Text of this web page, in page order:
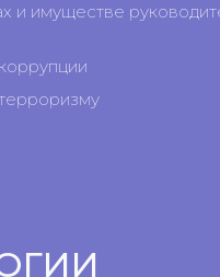
в 6-й раз
имени Яначека
академия
(г.Лодзь, Польша),
искусства (РАТИ-
конкурса
Россия), Анна
жюри за
и имуществе